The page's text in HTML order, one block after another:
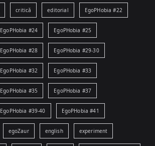
critică editorial EgoPHobia #22
EgoPHobia #24 EgoPHobia #25
EgoPHobia #28 EgoPHobia #29-30
EgoPHobia #32 EgoPHobia #33
EgoPHobia #35 EgoPHobia #37
EgoPHobia #39-40 EgoPHobia #41
egoZaur english experiment